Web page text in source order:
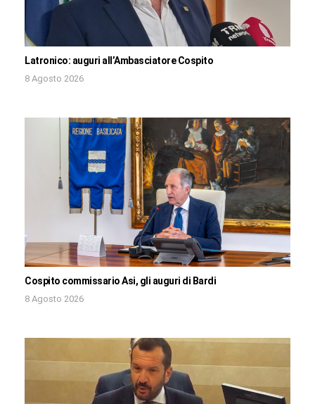
Latronico: auguri all’Ambasciatore Cospito
8 Agosto 2026
Cospito commissario Asi, gli auguri di Bardi
8 Agosto 2026